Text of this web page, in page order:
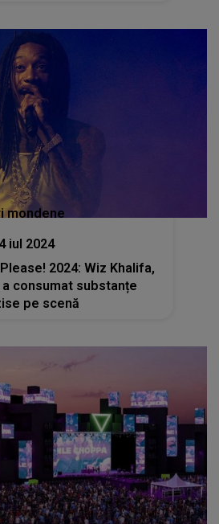
mondene
iul 2024
2024: Wiz Khalifa,
consumat substanțe
pe scenă